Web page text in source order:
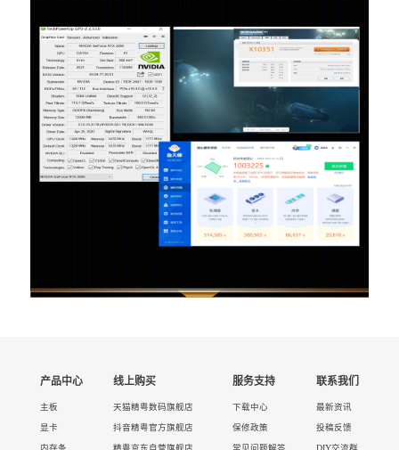
产品中心
主板
显卡
内存条
线上购买
天猫精粤数码旗舰店
抖音精粤官方旗舰店
精粤京东自营旗舰店
服务支持
下载中心
保修政策
常见问题解答
联系我们
最新资讯
投稿反馈
DIY交流群